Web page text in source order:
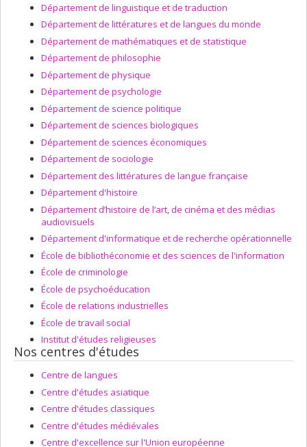
Département de linguistique et de traduction
Département de littératures et de langues du monde
Département de mathématiques et de statistique
Département de philosophie
Département de physique
Département de psychologie
Département de science politique
Département de sciences biologiques
Département de sciences économiques
Département de sociologie
Département des littératures de langue française
Département d'histoire
Département d’histoire de l’art, de cinéma et des médias
audiovisuels
Département d'informatique et de recherche opérationnelle
École de bibliothéconomie et des sciences de l'information
École de criminologie
École de psychoéducation
École de relations industrielles
École de travail social
Institut d'études religieuses
Nos centres d'études
Centre de langues
Centre d'études asiatique
Centre d'études classiques
Centre d'études médiévales
Centre d'excellence sur l'Union européenne